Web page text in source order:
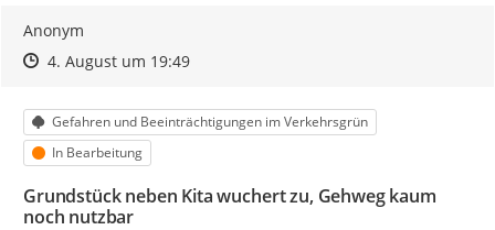
Anonym
Zeitpunkt des Erstellens
Zeitpunkt des Erstellens
4. August um 19:49Zur Äußerung
Kategorie
Gefahren und Beeinträchtigungen im Verkehrsgrün
Status
In Bearbeitung
Grundstück neben Kita wuchert zu, Gehweg kaum
noch nutzbar